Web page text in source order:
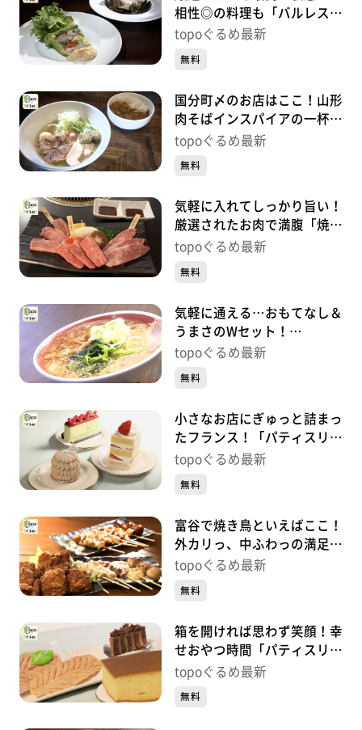
相性◎の料理も「バルレスト
ランモデルノ」（青葉区中
topoぐるめ最新
無料
国分町〆のお店はここ！山形
肉そばインスパイアの一杯
「鶏そば吉祥」（青葉区国分
topoぐるめ最新
無料
気軽に入れてしっかり旨い！
厳選されたお肉で満腹「焼肉
まんぷく亭」（宮城野区榴
topoぐるめ最新
無料
気軽に通える…おもてなし＆
うまさのWセット！
「OMOUMA麺堂」（富谷市
め】
topoぐるめ最新
無料
小さなお店にぎゅっと詰まっ
たフランス！「パティスリー
レクリア」（富谷市日吉台）
topoぐるめ最新
無料
富谷で焼き鳥といえばここ！
外カリっ、中ふわっの満足の
一串！「翔家」（富谷市成
topoぐるめ最新
無料
箱を開ければ思わず笑顔！幸
せおやつ時間「パティスリー
アンシャンテ」（泉区泉ヶ
topoぐるめ最新
無料